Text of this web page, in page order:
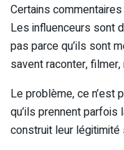
Certains
Les influenceurs sont
pas parce qu’ils sont
savent raconter, filmer,
Le problème, ce n’est
qu’ils prennent
construit leur légitimité